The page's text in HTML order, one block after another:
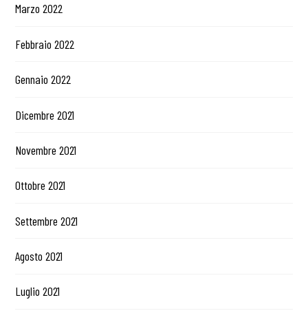
Marzo 2022
Febbraio 2022
Gennaio 2022
Dicembre 2021
Novembre 2021
Ottobre 2021
Settembre 2021
Agosto 2021
Luglio 2021